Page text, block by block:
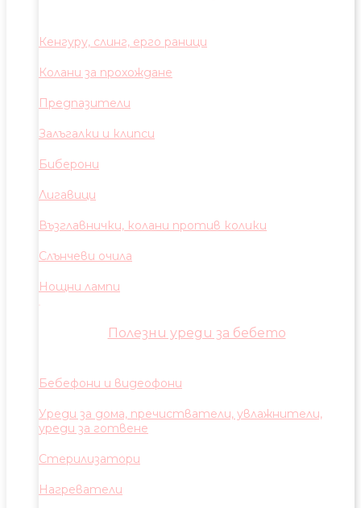
Кенгуру, слинг, ерго раници
Колани за прохождане
Предпазители
Залъгалки и клипси
Биберони
Лигавици
Възглавнички, колани против колики
Слънчеви очила
Нощни лампи
Полезни уреди за бебето
Бебефони и видеофони
Уреди за дома, пречистватели, увлажнители,
уреди за готвене
Стерилизатори
Нагреватели